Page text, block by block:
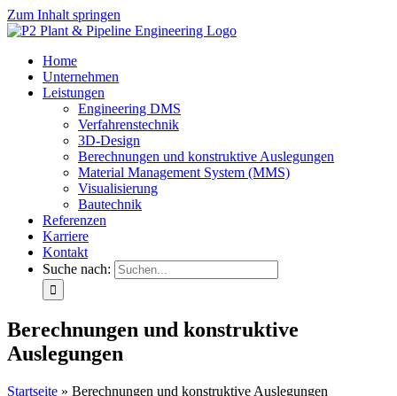
Zum Inhalt springen
Home
Unternehmen
Leistungen
Engineering DMS
Verfahrenstechnik
3D-Design
Berechnungen und konstruktive Auslegungen
Material Management System (MMS)
Visualisierung
Bautechnik
Referenzen
Karriere
Kontakt
Suche nach:
Berechnungen und konstruktive
Auslegungen
Startseite » Berechnungen und konstruktive Auslegungen